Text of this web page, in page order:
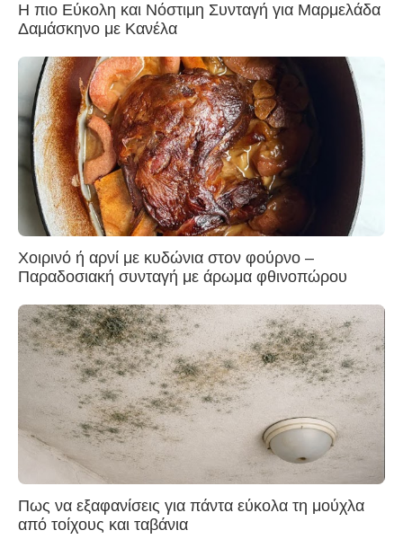
Η πιο Εύκολη και Νόστιμη Συνταγή για Μαρμελάδα
Δαμάσκηνο με Κανέλα
Χοιρινό ή αρνί με κυδώνια στον φούρνο –
Παραδοσιακή συνταγή με άρωμα φθινοπώρου
Πως να εξαφανίσεις για πάντα εύκολα τη μούχλα
από τοίχους και ταβάνια